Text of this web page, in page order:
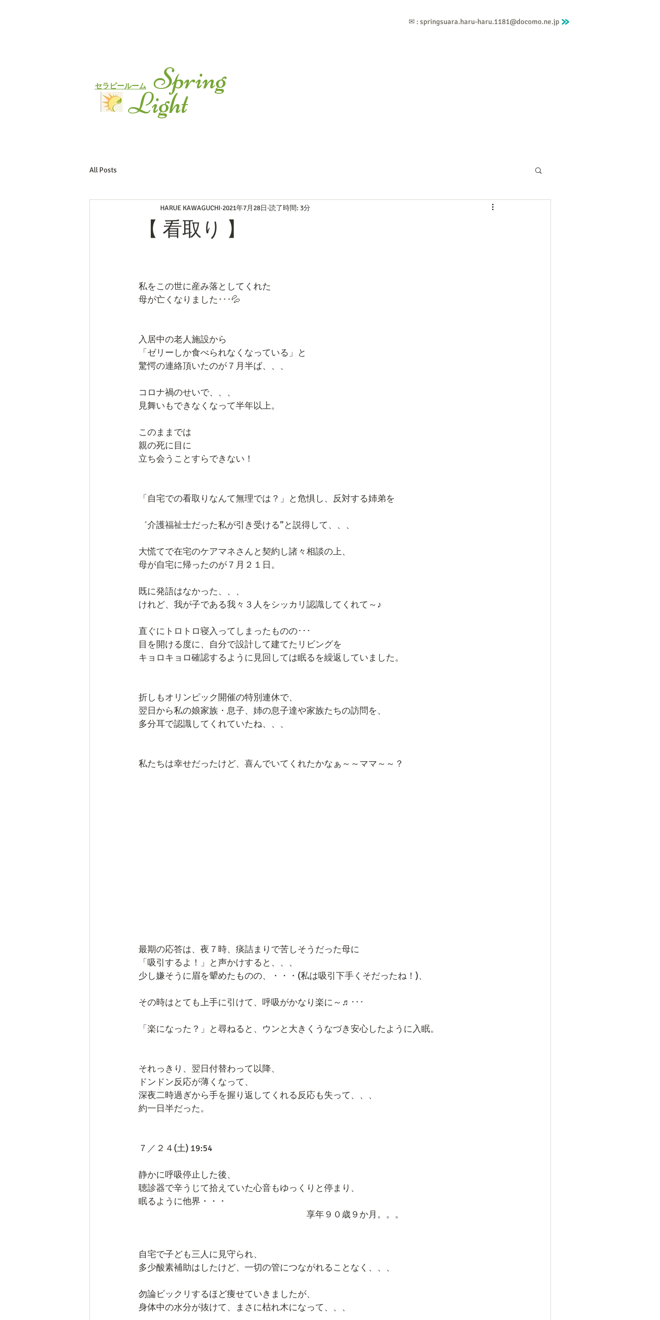
✉ : springsuara.haru-haru.1181@docomo.ne.jp
セラピールーム Spring
Light
All Posts
【 看取り 】
HARUE KAWAGUCHI 2021年7月28日 読了時間: 3分
私をこの世に産み落としてくれた
母が亡くなりました･･･💦
入居中の老人施設から
「ゼリーしか食べられなくなっている」と
驚愕の連絡頂いたのが７月半ば、、、
コロナ禍のせいで、、、
見舞いもできなくなって半年以上。
このままでは
親の死に目に
立ち会うことすらできない！
「自宅での看取りなんて無理では？」と危惧し、反対する姉弟を
゛介護福祉士だった私が引き受ける”と説得して、、、
大慌てで在宅のケアマネさんと契約し諸々相談の上、
母が自宅に帰ったのが７月２１日。
既に発語はなかった、、、
けれど、我が子である我々３人をシッカリ認識してくれて～♪
直ぐにトロトロ寝入ってしまったものの･･･
目を開ける度に、自分で設計して建てたリビングを
キョロキョロ確認するように見回しては眠るを繰返していました。
折しもオリンピック開催の特別連休で、
翌日から私の娘家族・息子、姉の息子達や家族たちの訪問を、
多分耳で認識してくれていたね、、、
私たちは幸せだったけど、喜んでいてくれたかなぁ～～ママ～～？
最期の応答は、夜７時、痰詰まりで苦しそうだった母に
「吸引するよ！」と声かけすると、、、
少し嫌そうに眉を顰めたものの、・・・(私は吸引下手くそだったね！)、
その時はとても上手に引けて、呼吸がかなり楽に～♬･･･
「楽になった？」と尋ねると、ウンと大きくうなづき安心したように入眠。
それっきり、翌日付替わって以降、
ドンドン反応が薄くなって、
深夜二時過ぎから手を握り返してくれる反応も失って、、、
約一日半だった。
７／２４(土) 19:54
静かに呼吸停止した後、
聴診器で辛うじて拾えていた心音もゆっくりと停まり、
眠るように他界・・・
享年９０歳９か月。。。
自宅で子ども三人に見守られ、
多少酸素補助はしたけど、一切の管につながれることなく、、、
勿論ビックリするほど痩せていきましたが、
身体中の水分が抜けて、まさに枯れ木になって、、、